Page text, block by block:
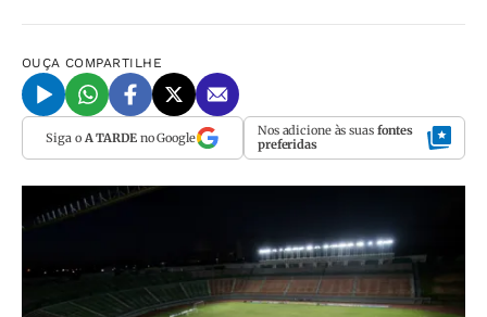
OUÇA COMPARTILHE
Siga o A TARDEno Google Nos adicione às suas fontes
preferidas